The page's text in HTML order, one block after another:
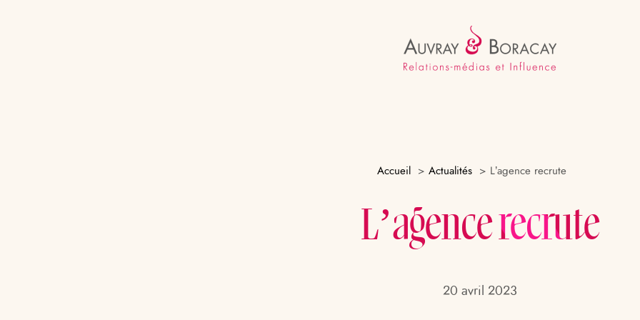
Accueil Actualités L’agence recrute
L’agence recrute
20 avril 2023